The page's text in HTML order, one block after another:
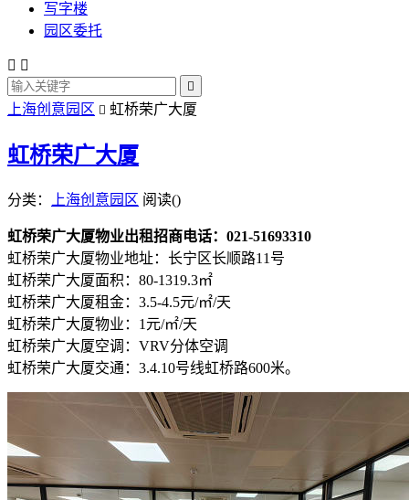
写字楼
园区委托
 

上海创意园区  虹桥荣广大厦
虹桥荣广大厦
分类： 上海创意园区 阅读()
虹桥荣广大厦物业出租招商电话：021-51693310
虹桥荣广大厦物业地址：长宁区长顺路11号
虹桥荣广大厦面积：80-1319.3㎡
虹桥荣广大厦租金：3.5-4.5元/㎡/天
虹桥荣广大厦物业：1元/㎡/天
虹桥荣广大厦空调：VRV分体空调
虹桥荣广大厦交通：3.4.10号线虹桥路600米。